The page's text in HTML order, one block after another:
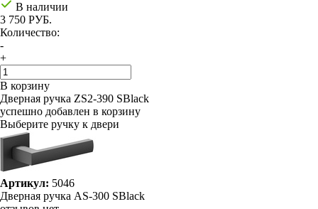
В наличии
3 750 РУБ.
Количество:
-
+
В корзину
Дверная ручка ZS2-390 SBlack
успешно добавлен в корзину
Выберите ручку к двери
Артикул: 5046
Дверная ручка AS-300 SBlack